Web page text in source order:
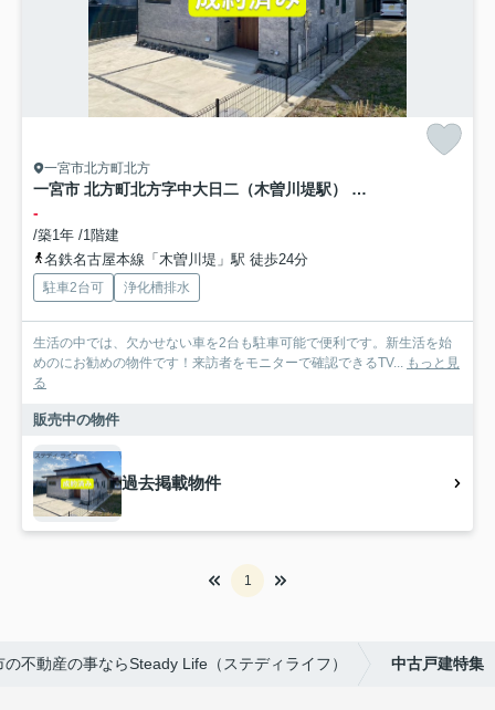
一宮市北方町北方
一宮市 北方町北方字中大日二（木曽川堤駅） 平屋建
-
/築1年 /1階建
名鉄名古屋本線「木曽川堤」駅 徒歩24分
駐車2台可 浄化槽排水
生活の中では、欠かせない車を2台も駐車可能で便利です。新生活を始
めのにお勧めの物件です！来訪者をモニターで確認できるTV... もっと見
る
販売中の物件
過去掲載物件
1
の不動産の事ならSteady Life（ステディライフ） 中古戸建特集